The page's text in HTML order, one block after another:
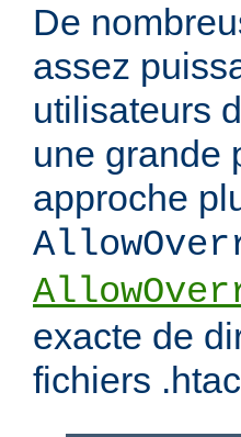
De
assez
utilisateurs
une grande
approche
exacte de
fichiers